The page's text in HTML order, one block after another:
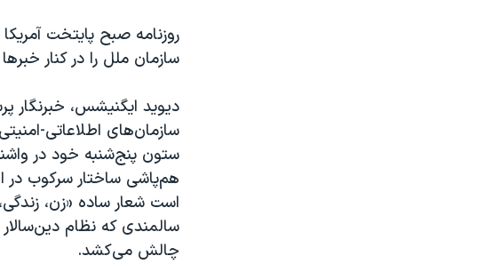
روزنامه صبح پایتخت
سازمان ملل را در کنار
دیوید ایگنیشس، خبرنگار
سازمان‌های اطلاعاتی-
ستون پنج‌شنبه خود در
هم‌پاشی ساختار سرکوب در
است شعار ساده‌ «زن،
سالمندی که نظام دین‌سالار
چالش می‌کشد.